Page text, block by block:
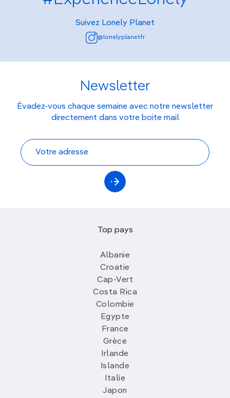
Suivez Lonely Planet
@lonelyplanetfr
Newsletter
Évadez-vous chaque semaine avec notre newsletter
directement dans votre boite mail
Top pays
Albanie
Croatie
Cap-Vert
Costa Rica
Colombie
Egypte
France
Grèce
Irlande
Islande
Italie
Japon